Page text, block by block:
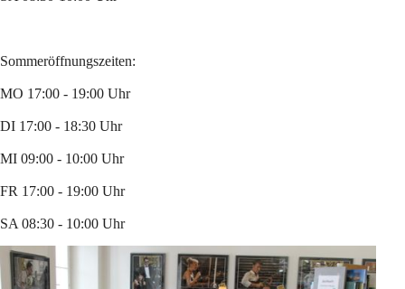
Sommeröffnungszeiten:
MO 17:00 - 19:00 Uhr
DI 17:00 - 18:30 Uhr
MI 09:00 - 10:00 Uhr
FR 17:00 - 19:00 Uhr
SA 08:30 - 10:00 Uhr